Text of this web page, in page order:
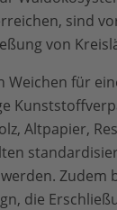
sind
von
für
Altpapier,
die